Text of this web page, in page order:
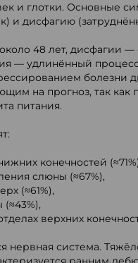
и глотки. Основные
и дисфагию
48 лет, дисфагии —
— удлинённый
болезни
на прогноз, так как
питания.
конечностей
слюны (≈67%),
(≈61%),
верхних
нервная система.